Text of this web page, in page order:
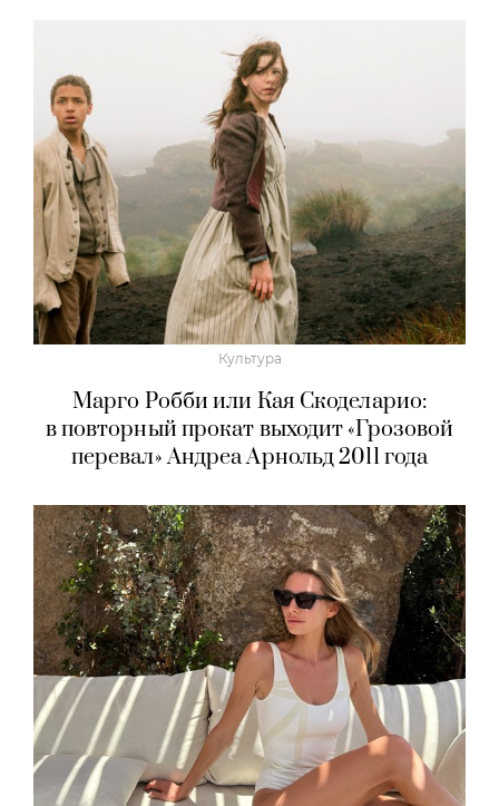
Культура
Марго Робби или Кая Скоделарио:
в повторный прокат выходит «Грозовой
перевал» Андреа Арнольд 2011 года